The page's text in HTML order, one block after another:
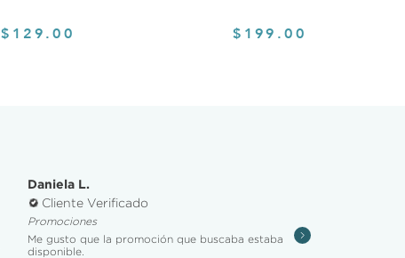
$129.00 $199.00
Daniela L.
Cliente Verificado
Promociones
Me gusto que la promoción que buscaba estaba
disponible.